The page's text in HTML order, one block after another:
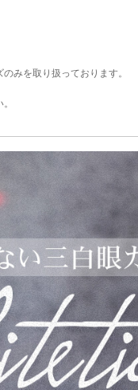
みを取り扱っております。